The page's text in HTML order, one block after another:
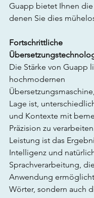
Guapp bietet Ihnen
denen Sie dies
Fortschrittliche
Die Stärke von Guapp
hochmodernen
Lage ist,
und Kontexte mit
Präzision zu
Leistung ist das
Intelligenz und
Sprachverarbeitung,
Anwendung
Wörter, sondern auch